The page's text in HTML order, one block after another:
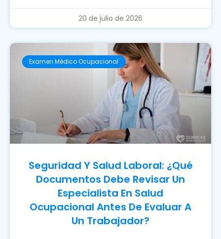
20 de julio de 2026
Examen Médico Ocupacional
Seguridad Y Salud Laboral: ¿Qué
Documentos Debe Revisar Un
Especialista En Salud
Ocupacional Antes De Evaluar A
Un Trabajador?